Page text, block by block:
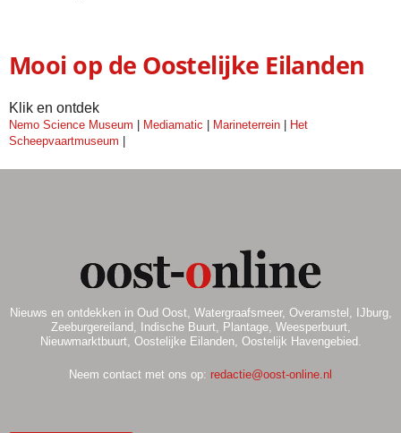
Mooi op de Oostelijke Eilanden
Klik en ontdek
Nemo Science Museum Mediamatic Marineterrein
Het
Scheepvaartmuseum
Nieuws en ontdekken in Oud Oost, Watergraafsmeer, Overamstel, IJburg,
Zeeburgereiland, Indische Buurt, Plantage, Weesperbuurt,
Nieuwmarktbuurt, Oostelijke Eilanden, Oostelijk Havengebied.
Neem contact met ons op: redactie@oost-online.nl